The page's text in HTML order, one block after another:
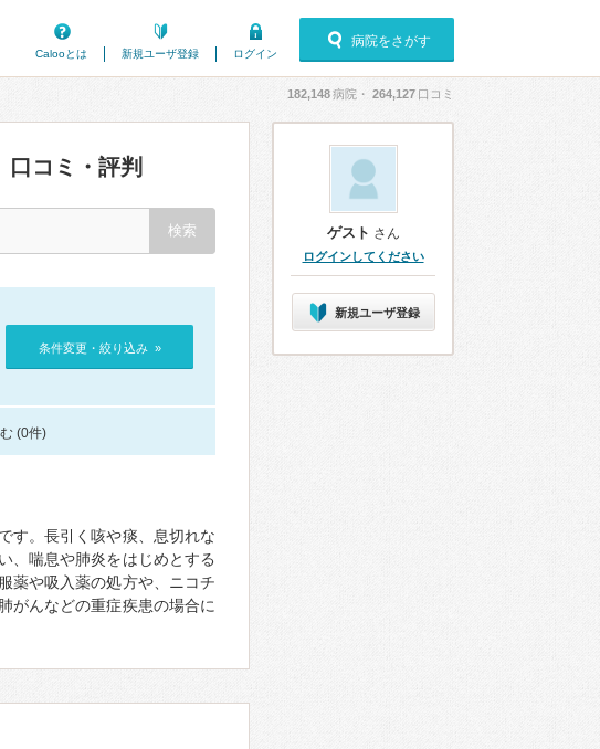
Calooとは
新規ユーザ登録 ログイン
病院をさがす
182,148病院・ 264,127 口コミ
口コミ・評判
条件変更・絞り込み »
(0件)
す。長引く咳や痰、息切れな
、喘息や肺炎をはじめとする
薬や吸入薬の処方や、ニコチ
がんなどの重症疾患の場合に
ゲスト さん
ログインしてください
新規ユーザ登録